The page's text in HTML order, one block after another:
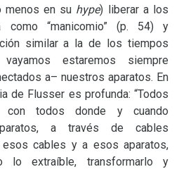
menos en su hype) liberar a los
“manicomio” (p. 54) y
similar a la de los tiempos
estaremos siempre
a– nuestros aparatos. En
de Flusser es profunda: “Todos
con todos donde y cuando
a través de cables
cables y a esos aparatos,
lo extraíble, transformarlo y